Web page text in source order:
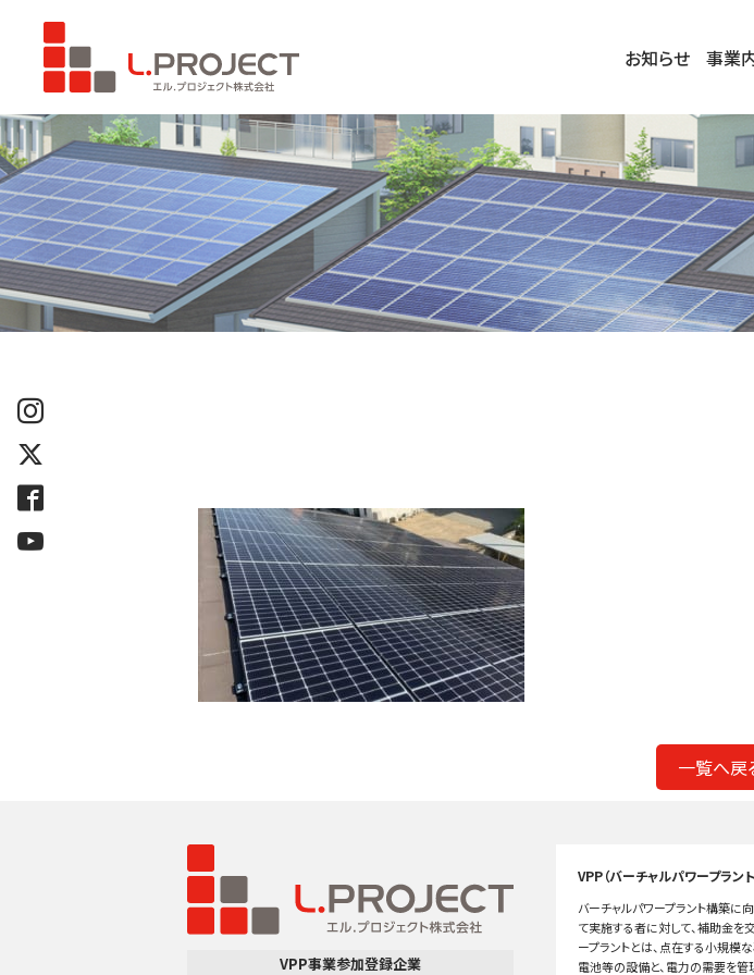
お知らせ 事業
一覧へ戻
VPP事業参加登録企業
VPP（バーチャルパワープラン
バーチャルパワープラント構築に
て実施する者に対して、補助金を
ープラントとは、点在する小規模
電池等の設備と、電力の需要を管